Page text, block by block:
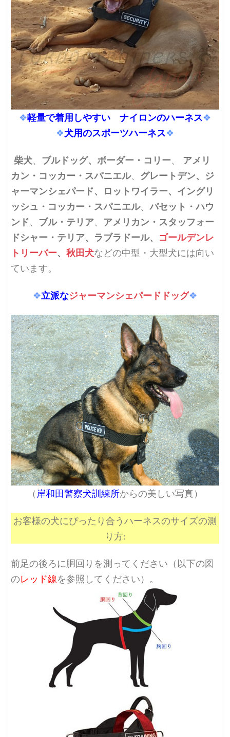
❖軽量で着用しやすい ナイロンのハーネス❖
❖犬用のスポーツハーネス❖
柴犬、 ブルドッグ、ボーダー・コリー、
アメリ
カン・コッカー・スパニエル、 グレートデン、ジ
ャーマンシェパード、ロットワイラー、イングリ
ッシュ・コッカー・スパニエル、バセット・ハウ
ンド、 ブル・テリア、 アメリカン・スタッフォー
ドシャー・テリア、ラブラドール、 ゴールデンレ
トリーバー、 秋田犬などの中型・大型犬には向い
ています。
❖立派なジャーマンシェパードドッグ❖
（ 岸和田警察犬訓練所からの美しい写真）
お客様の犬にぴったり合うハーネスのサイズの測
り方:
前足の後ろに胴回りを測ってください（以下の図
のレッド線を参照してください）。